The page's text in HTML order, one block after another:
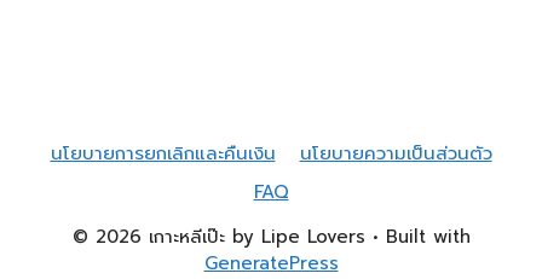
นโยบายการยกเลิกและคืนเงิน
นโยบายความเป็นส่วนตัว
FAQ
© 2026 เกาะหลีเป๊ะ by Lipe Lovers • Built with
GeneratePress